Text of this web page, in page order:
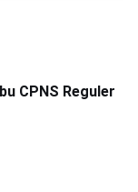
CPNS Reguler